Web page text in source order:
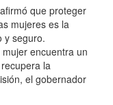
que proteger
mujeres es la
y seguro.
encuentra un
la
el gobernador